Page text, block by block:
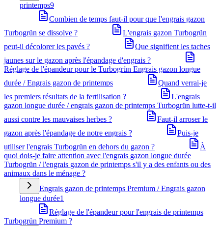
printemps9
Combien de temps faut-il pour que l'engrais gazon
Turbogrün se dissolve ?
L'engrais gazon Turbogrün
peut-il décolorer les pavés ?
Que signifient les taches
jaunes sur le gazon après l'épandage d'engrais ?
Réglage de l'épandeur pour le Turbogrün Engrais gazon longue
durée / Engrais gazon de printemps
Quand verrai-je
les premiers résultats de la fertilisation ?
L'engrais
gazon longue durée / engrais gazon de printemps Turbogrün lutte-t-il
aussi contre les mauvaises herbes ?
Faut-il arroser le
gazon après l'épandage de notre engrais ?
Puis-je
utiliser l'engrais Turbogrün en dehors du gazon ?
À
quoi dois-je faire attention avec l'engrais gazon longue durée
Turbogrün / l'engrais gazon de printemps s'il y a des enfants ou des
animaux dans le ménage ?
Engrais gazon de printemps Premium / Engrais gazon
longue durée1
Réglage de l'épandeur pour l'engrais de printemps
Turbogrün Premium ?